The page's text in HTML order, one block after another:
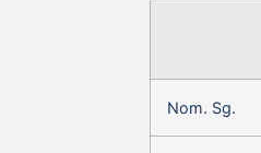
Nom. Sg.